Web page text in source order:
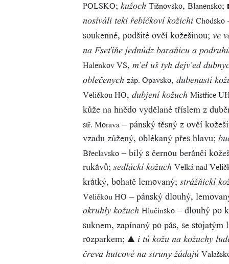
POLSKO; kužoch Tišnovsko, Blanensko;
nosíváli teki řebíčkoví kožichi Chodsko
soukenné, podšité ovčí kožešinou; ve
na Fseťíňe jednúdz baraňicu a
Halenkov VS, m’eł uš tyh dejv’ed
oblečenych záp. Opavsko, dubenastí
Veličkou HO, dubjení kožuch Mistřice
kůže na hnědo vydělané tříslem z
stř. Morava – pánský těsný z ovčí
vzadu zúžený, oblékaný přes hlavu;
Břeclavsko – bílý s černou beránčí
rukávů; sedláckí kožuch Velká nad
krátký, bohatě lemovaný; strážňickí
Veličkou HO – pánský dlouhý,
okruhły kožuch Hlučínsko – dlouhý po
suknem, zapínaný po pás, se stojatým
rozparkem; ▲ i tú kožu na kožuchy
čreva hutcové na struny žádajú